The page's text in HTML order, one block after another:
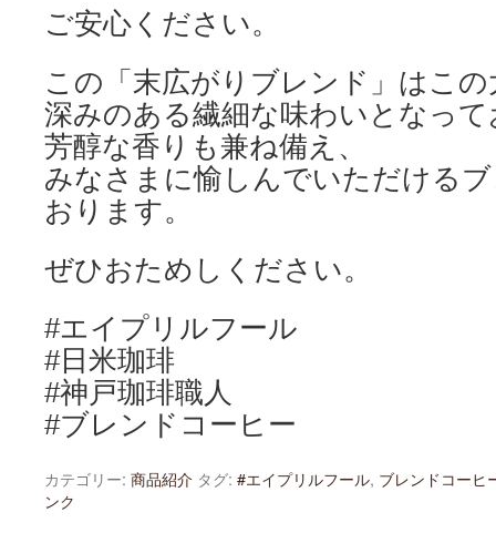
ご安心ください。
この「末広がりブレンド」はこ
深みのある繊細な味わいとなっ
芳醇な香りも兼ね備え、
みなさまに愉しんでいただける
おります。
ぜひおためしください。
#エイプリルフール
#日米珈琲
#神戸珈琲職人
#ブレンドコーヒー
カテゴリー: 商品紹介 タグ: #エイプリルフール, ブレンドコーヒ
ンク